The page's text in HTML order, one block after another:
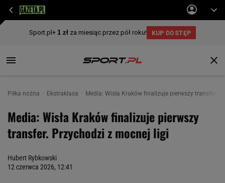
Piłka nożna Ekstraklasa Media: Wisła Kraków finalizuje pierwszy transfer.
Media: Wisła Kraków finalizuje pierwszy
transfer. Przychodzi z mocnej ligi
Hubert Rybkowski
12 czerwca 2026, 12:41